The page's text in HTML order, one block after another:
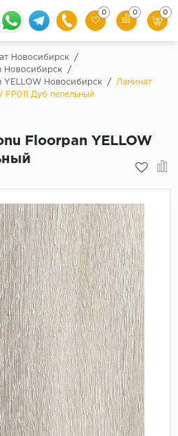
Бренды
Quick Step
31 класс
32 класс
33 класс
Палитра
Серый
Бежевый
Дуб светлый
Коричневый
Страна
Австрия
0 0 0
Новосибирск
/
Новосибирск
/
YELLOW Новосибирск
/
Ламинат
FP011 Дуб пепельный
Floorpan YELLOW